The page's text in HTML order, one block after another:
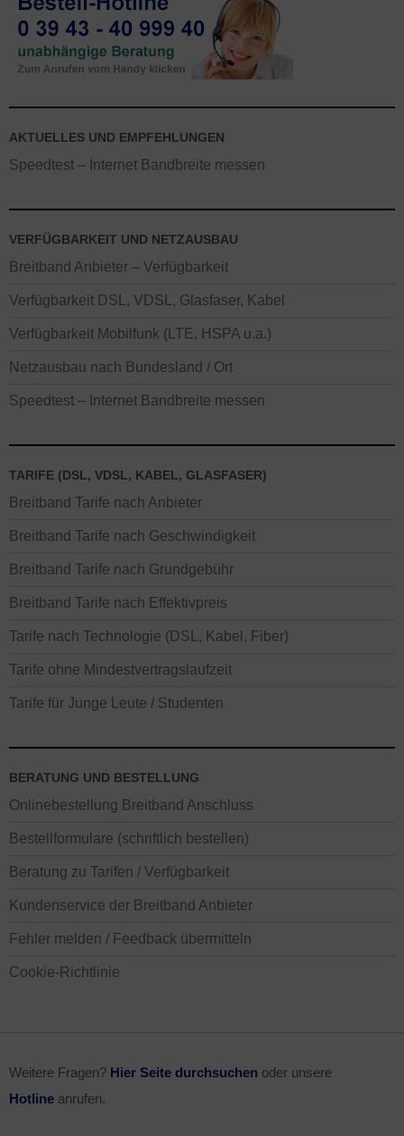
AKTUELLES UND EMPFEHLUNGEN
Speedtest – Internet Bandbreite messen
VERFÜGBARKEIT UND NETZAUSBAU
Breitband Anbieter – Verfügbarkeit
Verfügbarkeit DSL, VDSL, Glasfaser, Kabel
Verfügbarkeit Mobilfunk (LTE, HSPA u.a.)
Netzausbau nach Bundesland / Ort
Speedtest – Internet Bandbreite messen
TARIFE (DSL, VDSL, KABEL, GLASFASER)
Breitband Tarife nach Anbieter
Breitband Tarife nach Geschwindigkeit
Breitband Tarife nach Grundgebühr
Breitband Tarife nach Effektivpreis
Tarife nach Technologie (DSL, Kabel, Fiber)
Tarife ohne Mindestvertragslaufzeit
Tarife für Junge Leute / Studenten
BERATUNG UND BESTELLUNG
Onlinebestellung Breitband Anschluss
Bestellformulare (schriftlich bestellen)
Beratung zu Tarifen / Verfügbarkeit
Kundenservice der Breitband Anbieter
Fehler melden / Feedback übermitteln
Cookie-Richtlinie
Weitere Fragen? Hier Seite durchsuchen oder unsere
Hotline anrufen.